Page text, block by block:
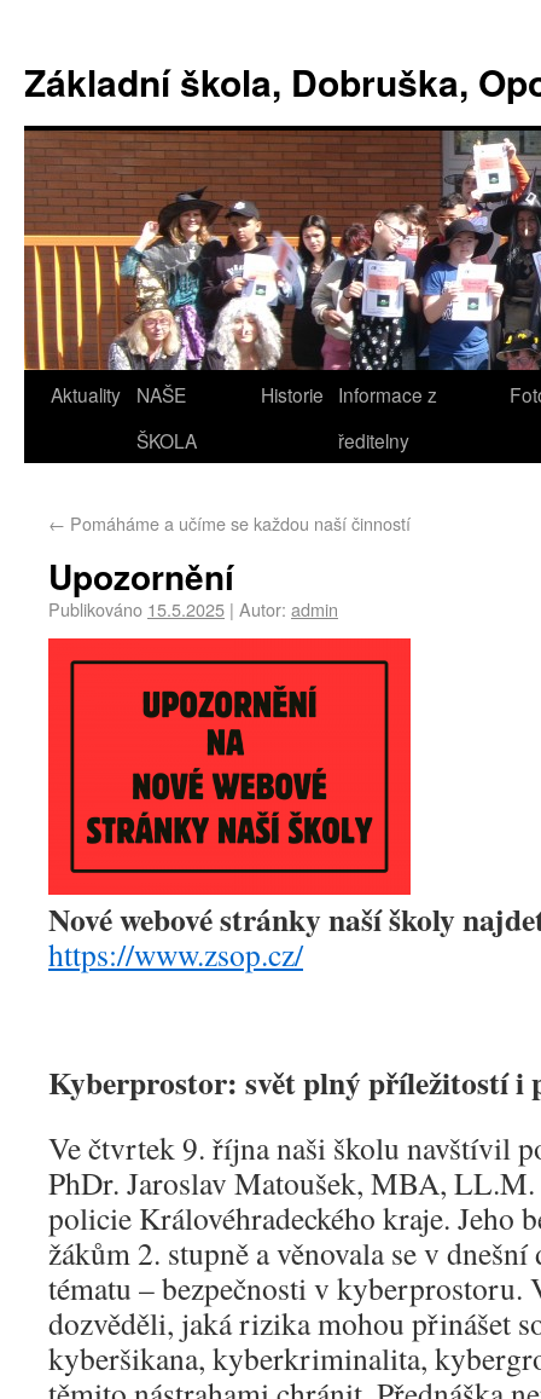
Základní škola, Dobruška,
Aktuality
NAŠE
ŠKOLA
Historie
Informace z
ředitelny
← Pomáháme a učíme se každou naší činností
Upozornění
Publikováno 15.5.2025 | Autor: admin
Nové webové stránky naší školy
https://www.zsop.cz/
Kyberprostor: svět plný příležitostí i
Ve čtvrtek 9. října naši školu navštívil
PhDr. Jaroslav Matoušek, MBA,
policie Královéhradeckého kraje. Jeho
žákům 2. stupně a věnovala se v
tématu – bezpečnosti v kyberprostoru.
dozvěděli, jaká rizika mohou přinášet
kyberšikana, kyberkriminalita,